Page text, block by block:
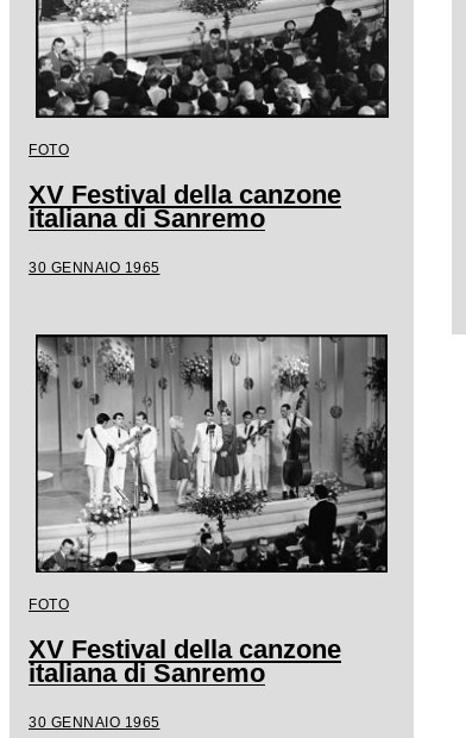
FOTO
XV Festival della canzone
italiana di Sanremo
30 GENNAIO 1965
FOTO
XV Festival della canzone
italiana di Sanremo
30 GENNAIO 1965